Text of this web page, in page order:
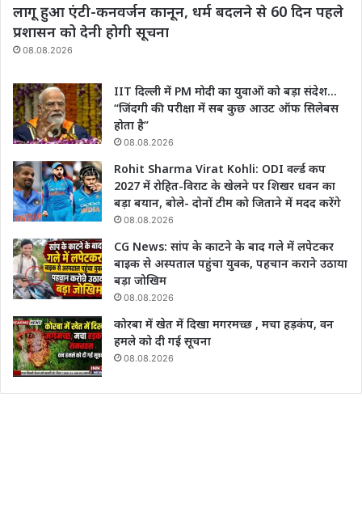
लागू हुआ एंटी-कनवर्जन कानून, धर्म बदलने से 60 दिन पहले
प्रशासन को देनी होगी सूचना
08.08.2026
IIT दिल्ली में PM मोदी का युवाओं को बड़ा संदेश…
“जिंदगी की परीक्षा में सब कुछ आउट ऑफ सिलेबस
होता है”
08.08.2026
Rohit Sharma Virat Kohli: ODI वर्ल्ड कप
2027 में रोहित-विराट के खेलने पर शिखर धवन का
बड़ा बयान, बोले- दोनों टीम को जिताने में मदद करेंगे
08.08.2026
CG News: सांप के काटने के बाद गले में लपेटकर
बाइक से अस्पताल पहुंचा युवक, पहचान कराने उठाया
बड़ा जोखिम
08.08.2026
कोरबा में खेत में दिखा मगरमच्छ , मचा हड़कंप, वन
हमले को दी गई सूचना
08.08.2026